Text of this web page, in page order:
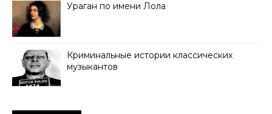
Ураган по имени Лола
Криминальные истории классических
музыкантов